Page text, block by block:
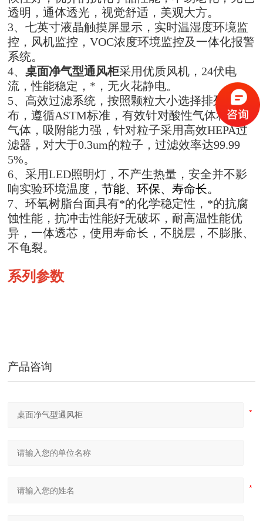
透明，通体透光，视觉舒适，美观大方。
3、七英寸液晶触摸屏显示，实时温湿度环境监
控，风机监控，VOC浓度环境监控及一体化报警
系统。
4、桌面净气型通风柜采用优质风机，24伏电
流，性能稳定，*，无火花静电。
5、高效过滤系统，按照颗粒大小选择排列分
布，遵循ASTM标准，有效针对酸性气体和有机
气体，吸附能力强，针对粒子采用高效HEPA过
滤器，对大于0.3um的粒子，过滤效率达99.99
5%。
6、采用LED照明灯，不产生热量，安全并不影
响实验环境温度，节能、环保、寿命长。
7、环氧树脂台面具有*的化学稳定性，*的抗腐
蚀性能，抗冲击性能好无破坏，耐高温性能优
异，一体透芯，使用寿命长，不脱层，不膨胀、
不龟裂。
系列参数
产品咨询